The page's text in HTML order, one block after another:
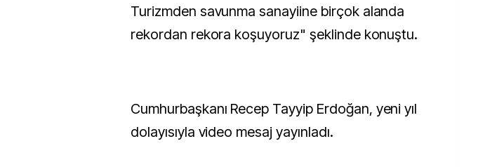
Turizmden savunma sanayiine birçok alanda
rekordan rekora koşuyoruz" şeklinde konuştu.
Cumhurbaşkanı Recep Tayyip Erdoğan, yeni yıl
dolayısıyla video mesaj yayınladı.